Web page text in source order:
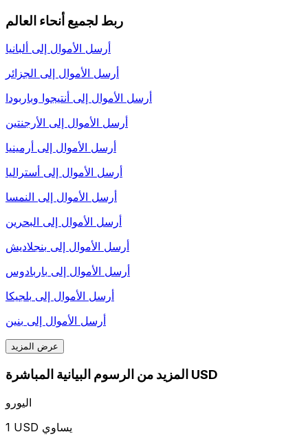
ربط لجميع أنحاء العالم
أرسل الأموال إلى ألبانيا
أرسل الأموال إلى الجزائر
أرسل الأموال إلى أنتيجوا وباربودا
أرسل الأموال إلى الأرجنتين
أرسل الأموال إلى أرمينيا
أرسل الأموال إلى أستراليا
أرسل الأموال إلى النمسا
أرسل الأموال إلى البحرين
أرسل الأموال إلى بنجلاديش
أرسل الأموال إلى باربادوس
أرسل الأموال إلى بلجيكا
أرسل الأموال إلى بنين
عرض المزيد
المزيد من الرسوم البيانية المباشرة USD
اليورو
1 USD يساوي